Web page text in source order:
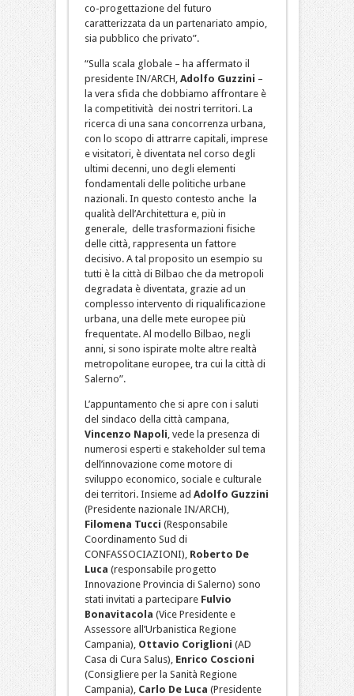
co-progettazione del futuro
caratterizzata da un partenariato ampio,
sia pubblico che privato”.
“Sulla scala globale – ha affermato il
presidente IN/ARCH, Adolfo Guzzini –
la vera sfida che dobbiamo affrontare è
la competitività dei nostri territori. La
ricerca di una sana concorrenza urbana,
con lo scopo di attrarre capitali, imprese
e visitatori, è diventata nel corso degli
ultimi decenni, uno degli elementi
fondamentali delle politiche urbane
nazionali. In questo contesto anche la
qualità dell’Architettura e, più in
generale, delle trasformazioni fisiche
delle città, rappresenta un fattore
decisivo. A tal proposito un esempio su
tutti è la città di Bilbao che da metropoli
degradata è diventata, grazie ad un
complesso intervento di riqualificazione
urbana, una delle mete europee più
frequentate. Al modello Bilbao, negli
anni, si sono ispirate molte altre realtà
metropolitane europee, tra cui la città di
Salerno”.
L’appuntamento che si apre con i saluti
del sindaco della città campana,
Vincenzo Napoli , vede la presenza di
numerosi esperti e stakeholder sul tema
dell’innovazione come motore di
sviluppo economico, sociale e culturale
dei territori. Insieme ad Adolfo Guzzini
(Presidente nazionale IN/ARCH),
Filomena Tucci (Responsabile
Coordinamento Sud di
CONFASSOCIAZIONI), Roberto De
Luca (responsabile progetto
Innovazione Provincia di Salerno) sono
stati invitati a partecipare Fulvio
Bonavitacola (Vice Presidente e
Assessore all’Urbanistica Regione
Campania), Ottavio Coriglioni (AD
Casa di Cura Salus), Enrico Coscioni
(Consigliere per la Sanità Regione
Campania), Carlo De Luca (Presidente